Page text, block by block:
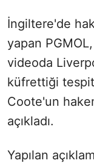
İngiltere'de
yapan
videoda
küfrettiği
Coote'un
açıkladı.
Yapılan